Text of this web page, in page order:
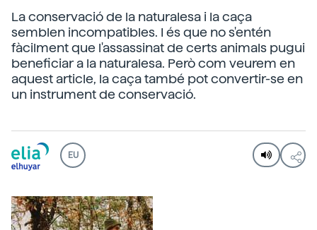
La conservació de la naturalesa i la caça
semblen incompatibles. I és que no s'entén
fàcilment que l'assassinat de certs animals pugui
beneficiar a la naturalesa. Però com veurem en
aquest article, la caça també pot convertir-se en
un instrument de conservació.
EU